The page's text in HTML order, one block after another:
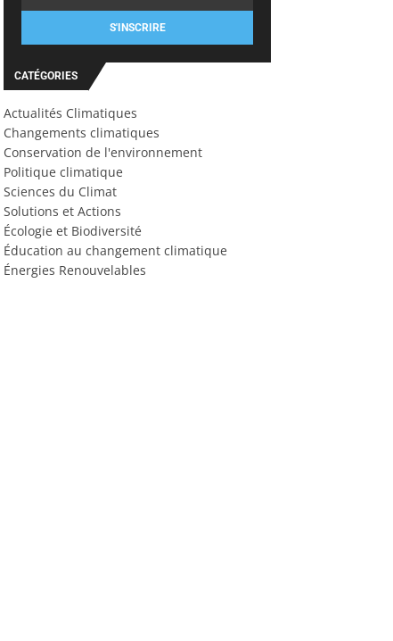
S'INSCRIRE
CATÉGORIES
Actualités Climatiques
Changements climatiques
Conservation de l'environnement
Politique climatique
Sciences du Climat
Solutions et Actions
Écologie et Biodiversité
Éducation au changement climatique
Énergies Renouvelables